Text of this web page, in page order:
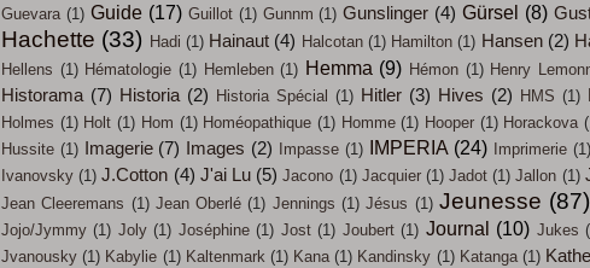
Guevara (1) Guide (17) Guillot (1) Gunnm (1) Gunslinger (4) Gürsel (8)
Hachette (33) Hadi (1) Hainaut (4) Halcotan (1) Hamilton (1) Hansen (2)
Hellens (1) Hématologie (1) Hemleben (1) Hemma (9) Hémon (1) Henry
Historama (7) Historia (2) Historia Spécial (1) Hitler (3) Hives (2) HMS (1)
Holmes (1) Holt (1) Hom (1) Homéopathique (1) Homme (1) Hooper (1) Horackova
Hussite (1) Imagerie (7) Images (2) Impasse (1) IMPERIA (24) Imprimerie (1)
Ivanovsky (1) J.Cotton (4) J'ai Lu (5) Jacono (1) Jacquier (1) Jadot (1) Jallon (1)
Jean Cleeremans (1) Jean Oberlé (1) Jennings (1) Jésus (1) Jeunesse (87)
Jojo/Jymmy (1) Joly (1) Joséphine (1) Jost (1) Joubert (1) Journal (10) Jukes
Jvanousky (1) Kabylie (1) Kaltenmark (1) Kana (1) Kandinsky (1) Katanga (1)